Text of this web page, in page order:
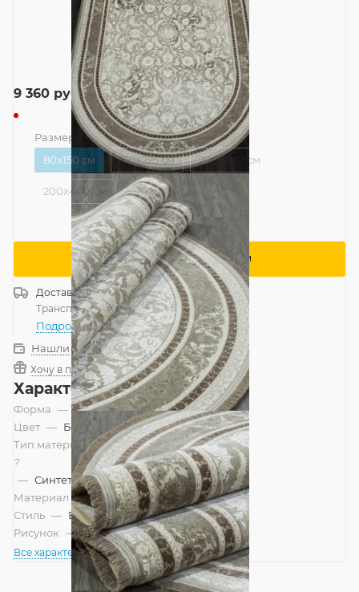
9 360 руб.
Размер — 80x150 см
80x150 см
150x225 см 200x300 см
200x400 см
Сообщить о поступлении
ДоставкаРоссия
Транспортной компанией —бесплатно
Подробнее
Нашли дешевле?
Хочу в подарок
Характеристики
Форма — Овал
Цвет — Бежевый
Тип материала
?
— Синтетический
Материал — Акрил
Стиль — Восточный
Рисунок — Классический
Все характеристики